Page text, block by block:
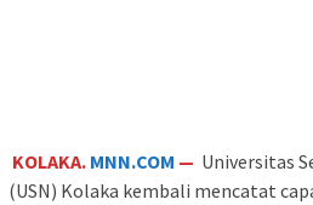
KOLAKA. MNN.COM — Universitas
(USN) Kolaka kembali mencatat